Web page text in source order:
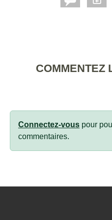
COMMENTEZ
Connectez-vous pour
commentaires.